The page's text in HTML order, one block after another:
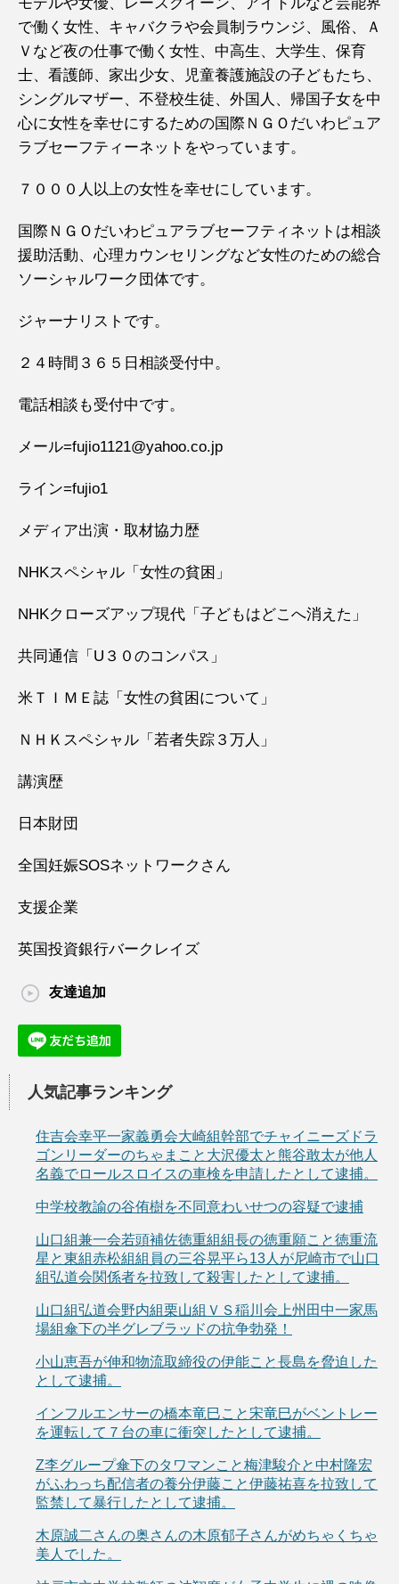
で働く女性、キャバクラや会員制ラウンジ、風俗、Ａ
Ｖなど夜の仕事で働く女性、中高生、大学生、保育
士、看護師、家出少女、児童養護施設の子どもたち、
シングルマザー、不登校生徒、外国人、帰国子女を中
心に女性を幸せにするための国際ＮＧＯだいわピュア
ラブセーフティーネットをやっています。
７０００人以上の女性を幸せにしています。
国際ＮＧＯだいわピュアラブセーフティネットは相談
援助活動、心理カウンセリングなど女性のための総合
ソーシャルワーク団体です。
ジャーナリストです。
２４時間３６５日相談受付中。
電話相談も受付中です。
メール=fujio1121@yahoo.co.jp
ライン=fujio1
メディア出演・取材協力歴
NHKスペシャル「女性の貧困」
NHKクローズアップ現代「子どもはどこへ消えた」
共同通信「U３０のコンパス」
米ＴＩＭＥ誌「女性の貧困について」
ＮＨＫスペシャル「若者失踪３万人」
講演歴
日本財団
全国妊娠SOSネットワークさん
支援企業
英国投資銀行バークレイズ
友達追加
人気記事ランキング
住吉会幸平一家義勇会大崎組幹部でチャイニーズドラ
ゴンリーダーのちゃまこと大沢優太と熊谷敢太が他人
名義でロールスロイスの車検を申請したとして逮捕。
中学校教諭の谷侑樹を不同意わいせつの容疑で逮捕
山口組兼一会若頭補佐徳重組組長の徳重願こと徳重流
星と東組赤松組組員の三谷晃平ら13人が尼崎市で山口
組弘道会関係者を拉致して殺害したとして逮捕。
山口組弘道会野内組栗山組ＶＳ稲川会上州田中一家馬
場組傘下の半グレブラッドの抗争勃発！
小山恵吾が伸和物流取締役の伊能こと長島を脅迫した
として逮捕。
インフルエンサーの橋本竜巳こと宋竜巳がベントレー
を運転して７台の車に衝突したとして逮捕。
Z李グループ傘下のタワマンこと梅津駿介と中村隆宏
がふわっち配信者の養分伊藤こと伊藤祐喜を拉致して
監禁して暴行したとして逮捕。
木原誠二さんの奥さんの木原郁子さんがめちゃくちゃ
美人でした。